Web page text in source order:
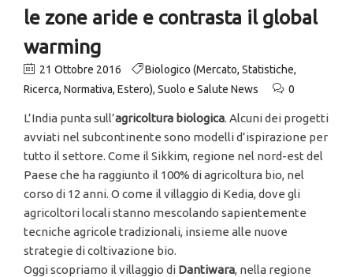
le zone aride e contrasta il global
warming
21 Ottobre 2016
Biologico (Mercato, Statistiche,
Ricerca, Normativa, Estero), Suolo e Salute News 0
L’India punta sull’agricoltura biologica. Alcuni dei progetti
avviati nel subcontinente sono modelli d’ispirazione per
tutto il settore. Come il Sikkim, regione nel nord-est del
Paese che ha raggiunto il 100% di agricoltura bio, nel
corso di 12 anni. O come il villaggio di Kedia, dove gli
agricoltori locali stanno mescolando sapientemente
tecniche agricole tradizionali, insieme alle nuove
strategie di coltivazione bio.
Oggi scopriamo il villaggio di Dantiwara, nella regione